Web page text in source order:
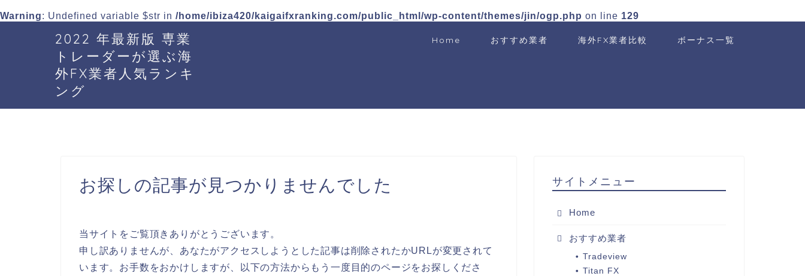
Warning: Undefined variable $str in /home/ibiza420/kaigaifxranking.com/public_html/wp-content/themes/jin/ogp.php on line 129
2022 年最新版 専業
トレーダーが選ぶ海
外FX業者人気ランキ
ング
Home おすすめ業者 海外FX業者比較 ボーナス一覧
お探しの記事が見つかりませんでした
当サイトをご覧頂きありがとうございます。
申し訳ありませんが、あなたがアクセスしようとした記事は削除されたかURLが変更されて
います。お手数をおかけしますが、以下の方法からもう一度目的のページをお探しくださ
サイトメニュー
Home
おすすめ業者
Tradeview
Titan FX